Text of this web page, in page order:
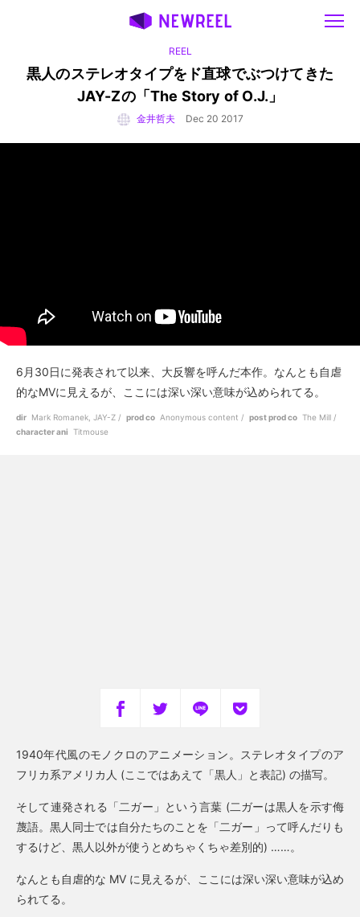
REEL
黒人のステレオタイプをド直球でぶつけてきた
JAY-Zの「The Story of O.J.」
金井哲夫 Dec 20 2017
6月30日に発表されて以来、大反響を呼んだ本作。なんとも自虐
的なMVに見えるが、ここには深い深い意味が込められてる。
dir Mark Romanek, JAY-Z prod co Anonymous content post prod co The Mill
character ani Titmouse
1940年代風のモノクロのアニメーション。ステレオタイプのア
フリカ系アメリカ人 (ここではあえて「黒人」と表記) の描写。
そして連発される「二ガー」という言葉 (二ガーは黒人を示す侮
蔑語。黒人同士では自分たちのことを「二ガー」って呼んだりも
するけど、黒人以外が使うとめちゃくちゃ差別的) ……。
なんとも自虐的な MV に見えるが、ここには深い深い意味が込め
られてる。